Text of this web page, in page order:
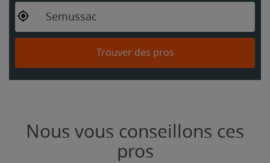
Semussac
Trouver des pros
Nous vous conseillons ces
pros